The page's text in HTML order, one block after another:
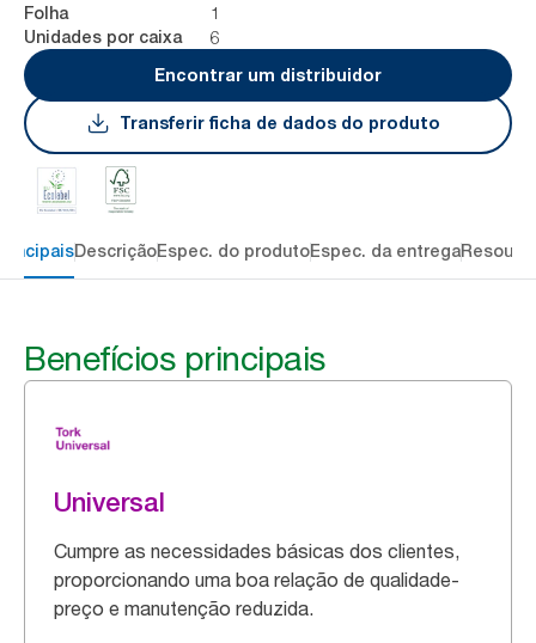
Folha 1
Unidades por caixa
6
Encontrar um distribuidor
Transferir ficha de dados do produto
DescriçãoEspec. do produtoEspec. da entrega
Benefícios principais
Universal
Cumpre as necessidades básicas dos clientes,
proporcionando uma boa relação de qualidade-
preço e manutenção reduzida.